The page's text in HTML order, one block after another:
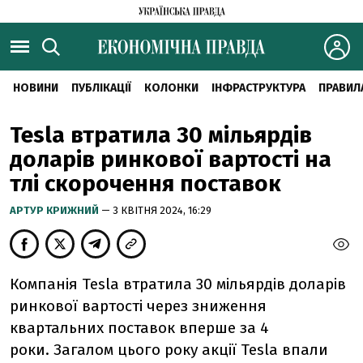
НОВИНИ ПУБЛІКАЦІЇ КОЛОНКИ ІНФРАСТРУКТУРА
Tesla втратила 30 мільярдів
доларів ринкової вартості на
тлі скорочення поставок
АРТУР КРИЖНИЙ — 3 КВІТНЯ 2024, 16:29
Компанія Tesla втратила 30 мільярдів доларів
ринкової вартості через зниження
квартальних поставок вперше за 4
роки. Загалом цього року акції Tesla впали